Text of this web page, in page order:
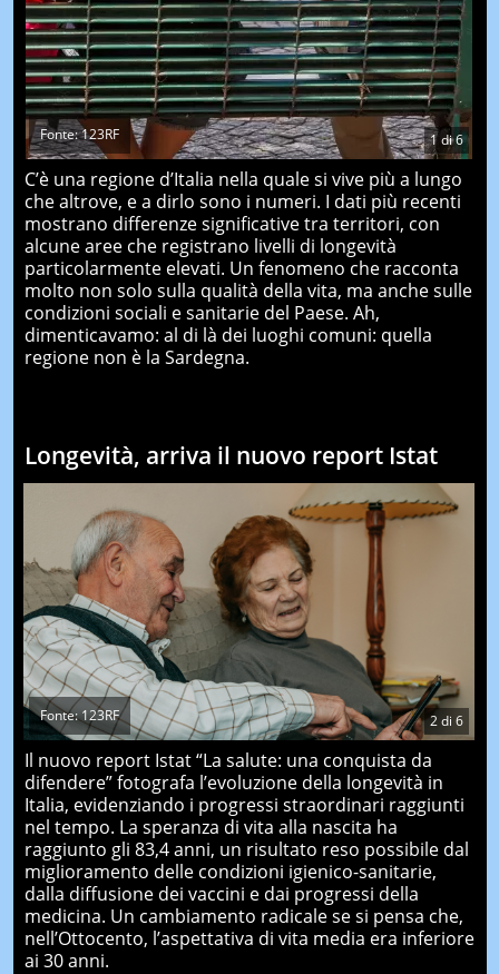
1di6
Fonte: 123RF
C’è una regione d’Italia nella quale si vive più a lungo
che altrove, e a dirlo sono i numeri. I dati più recenti
mostrano differenze significative tra territori, con
alcune aree che registrano livelli di longevità
particolarmente elevati. Un fenomeno che racconta
molto non solo sulla qualità della vita, ma anche sulle
condizioni sociali e sanitarie del Paese. Ah,
dimenticavamo: al di là dei luoghi comuni: quella
regione non è la Sardegna.
Longevità, arriva il nuovo report Istat
2di 6
Fonte: 123RF
Il nuovo report Istat “La salute: una conquista da
difendere” fotografa l’evoluzione della longevità in
Italia, evidenziando i progressi straordinari raggiunti
nel tempo. La speranza di vita alla nascita ha
raggiunto gli 83,4 anni, un risultato reso possibile dal
miglioramento delle condizioni igienico-sanitarie,
dalla diffusione dei vaccini e dai progressi della
medicina. Un cambiamento radicale se si pensa che,
nell’Ottocento, l’aspettativa di vita media era inferiore
ai 30 anni.